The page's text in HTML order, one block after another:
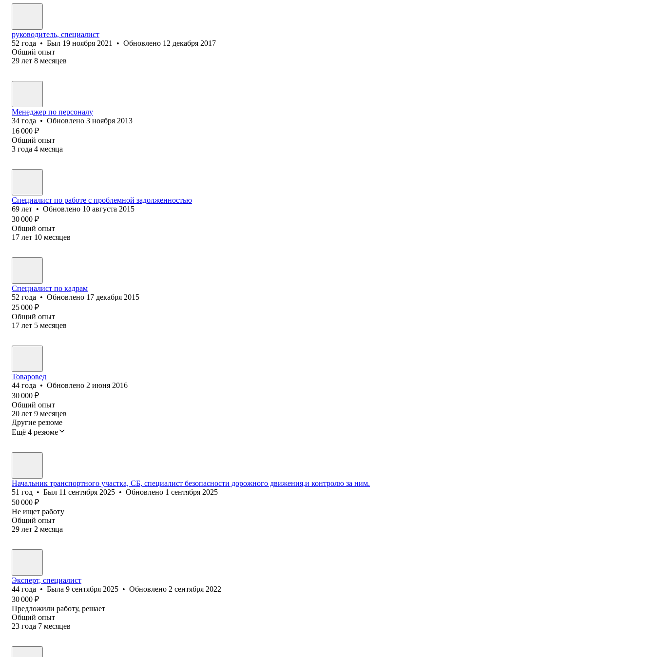
руководитель, специалист
52 года • Был 19 ноября 2021 • Обновлено 12 декабря 2017
Общий опыт
29 лет 8 месяцев
Менеджер по персоналу
34 года • Обновлено 3 ноября 2013
16 000 ₽
Общий опыт
3 года 4 месяца
Специалист по работе с проблемной задолженностью
69 лет • Обновлено 10 августа 2015
30 000 ₽
Общий опыт
17 лет 10 месяцев
Специалист по кадрам
52 года • Обновлено 17 декабря 2015
25 000 ₽
Общий опыт
17 лет 5 месяцев
Товаровед
44 года • Обновлено 2 июня 2016
30 000 ₽
Общий опыт
20 лет 9 месяцев
Другие резюме
Ещё 4 резюме
Начальник транспортного участка, СБ, специалист безопасности дорожного движения,и контролю за ним.
51 год • Был 11 сентября 2025 • Обновлено 1 сентября 2025
50 000 ₽
Не ищет работу
Общий опыт
29 лет 2 месяца
Эксперт, специалист
44 года • Была 9 сентября 2025 • Обновлено 2 сентября 2022
30 000 ₽
Предложили работу, решает
Общий опыт
23 года 7 месяцев